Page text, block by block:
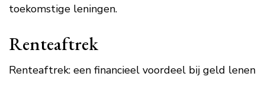
toekomstige leningen.
Renteaftrek
Renteaftrek: een financieel voordeel bij geld lenen